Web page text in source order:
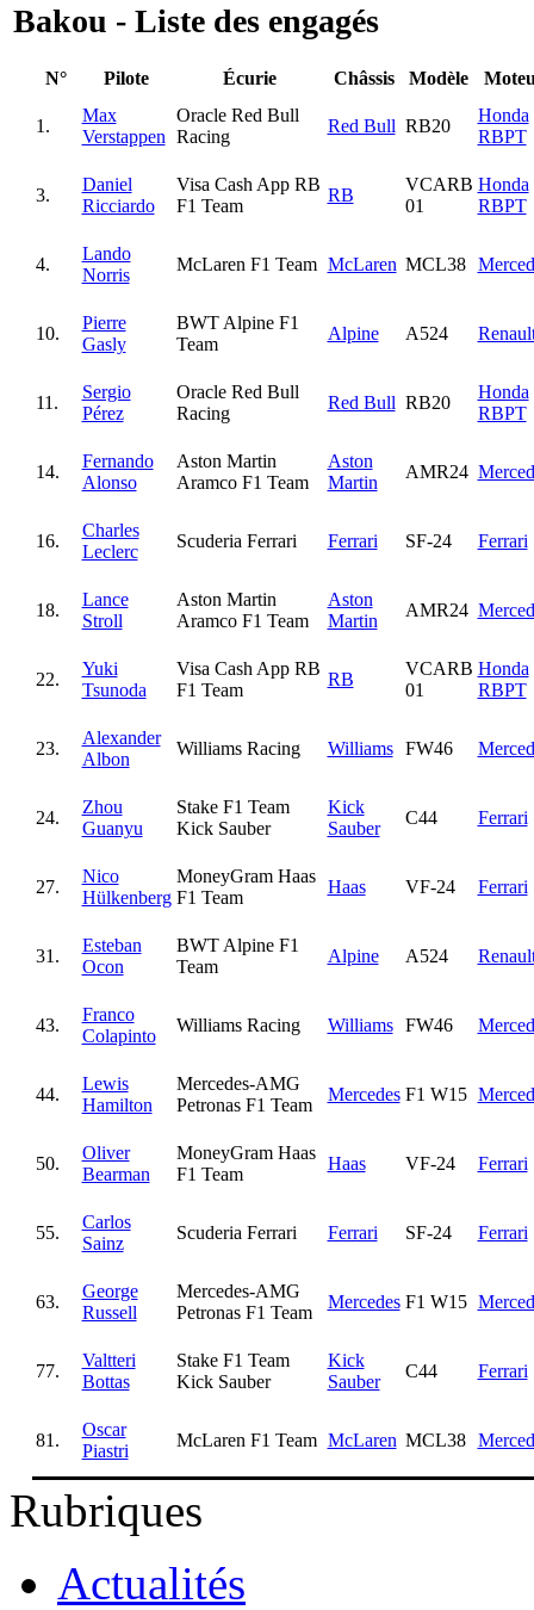
Bakou - Liste des engagés
N° Pilote Écurie Châssis Modèle
1.
Max
Verstappen
Oracle Red Bull
Racing
Red Bull RB20
Honda
RBPT
3.
Daniel
Ricciardo
Visa Cash App RB
F1 Team
RB
VCARB
01
Honda
RBPT
4.
Lando
Norris
McLaren F1 Team McLaren MCL38
10.
Pierre
Gasly
BWT Alpine F1
Team
Alpine A524
11.
Sergio
Pérez
Oracle Red Bull
Racing
Red Bull RB20
Honda
RBPT
14.
Fernando
Alonso
Aston Martin
Aramco F1 Team
Aston
Martin
AMR24
16.
Charles
Leclerc
Scuderia Ferrari Ferrari SF-24 Ferrari
18.
Lance
Stroll
Aston Martin
Aramco F1 Team
Aston
Martin
AMR24
22.
Yuki
Tsunoda
Visa Cash App RB
F1 Team
RB
VCARB
01
Honda
RBPT
23.
Alexander
Albon
Williams Racing Williams FW46
24.
Zhou
Guanyu
Stake F1 Team
Kick Sauber
Kick
Sauber
C44 Ferrari
27.
Nico
Hülkenberg
MoneyGram Haas
F1 Team
Haas VF-24 Ferrari
31.
Esteban
Ocon
BWT Alpine F1
Team
Alpine A524
43.
Franco
Colapinto
Williams Racing Williams FW46
44.
Lewis
Hamilton
Mercedes-AMG
Petronas F1 Team
Mercedes F1 W15
50.
Oliver
Bearman
MoneyGram Haas
F1 Team
Haas VF-24 Ferrari
55.
Carlos
Sainz
Scuderia Ferrari Ferrari SF-24 Ferrari
63.
George
Russell
Mercedes-AMG
Petronas F1 Team
Mercedes F1 W15
77.
Valtteri
Bottas
Stake F1 Team
Kick Sauber
Kick
Sauber
C44 Ferrari
81.
Oscar
Piastri
McLaren F1 Team McLaren MCL38
Rubriques
Actualités